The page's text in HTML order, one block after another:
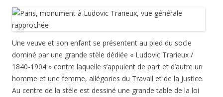
Une veuve et son enfant se présentent au pied du socle
dominé par une grande stèle dédiée « Ludovic Trarieux /
1840-1904 » contre laquelle s’appuient de part et d’autre un
homme et une femme, allégories du Travail et de la Justice.
Au centre de la stèle est dessiné une grande table de la loi